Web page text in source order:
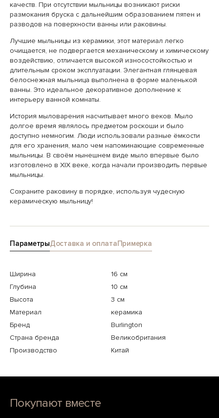
качеств. При отсутствии мыльницы возникают риски
размокания бруска с дальнейшим образованием пятен и
разводов на поверхности ванны или раковины.
Лучшие мыльницы из керамики, этот материал легко
очищается, не подвергается механическому и химическому
воздействию, отличается высокой износостойкостью и
длительным сроком эксплуатации. Элегантная глянцевая
белоснежная мыльница выполнена в форме маленькой
ванны. Это идеальное декоративное дополнение к
интерьеру ванной комнаты.
История мыловарения насчитывает много веков. Мыло
долгое время являлось предметом роскоши и было
доступно немногим. Люди использовали разные ёмкости
для его хранения, мало чем напоминающие современные
мыльницы. В своём нынешнем виде мыло впервые было
изготовлено в XIX веке, когда начали производить первые
мыльницы.
Сохраните раковину в порядке, используя чудесную
керамическую мыльницу!
ПараметрыДоставка и оплатаПримерка
Ширина
16 см
Глубина
10 см
Высота
3 см
Материал
керамика
Бренд
Burlington
Страна бренда
Великобритания
Производство
Китай
Покупают вместе